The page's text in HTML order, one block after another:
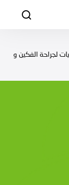
لجراحة الفكين و